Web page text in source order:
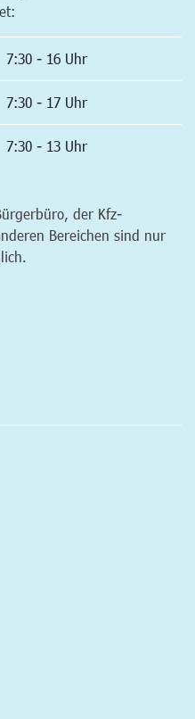
7:30 - 16 Uhr
7:30 - 17 Uhr
7:30 - 13 Uhr
der Kfz-
Bereichen sind nur